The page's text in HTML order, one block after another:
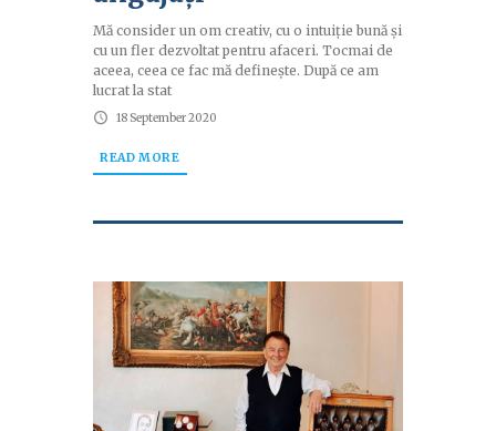
Mă consider un om creativ, cu o intuiție bună și
cu un fler dezvoltat pentru afaceri. Tocmai de
aceea, ceea ce fac mă definește. După ce am
lucrat la stat
18 September 2020
READ MORE